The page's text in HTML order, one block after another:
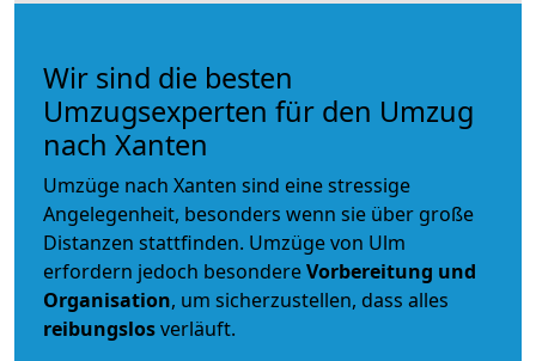
Wir sind die besten
Umzugsexperten für den Umzug
nach Xanten
Umzüge nach Xanten sind eine stressige
Angelegenheit, besonders wenn sie über große
Distanzen stattfinden. Umzüge von Ulm
erfordern jedoch besondereVorbereitung und
Organisation, um sicherzustellen, dass alles
reibungslosverläuft.